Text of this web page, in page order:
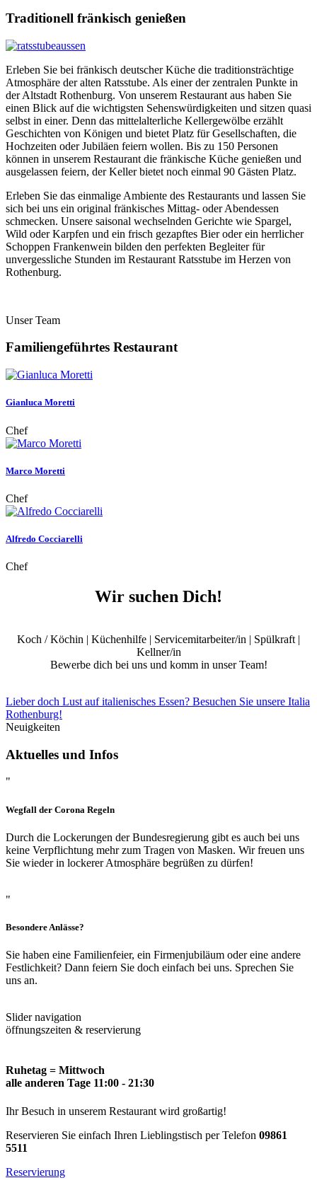
Traditionell fränkisch genießen
Erleben Sie bei fränkisch deutscher Küche die traditionsträchtige
Atmosphäre der alten Ratsstube. Als einer der zentralen Punkte in
der Altstadt Rothenburg. Von unserem Restaurant aus haben Sie
einen Blick auf die wichtigsten Sehenswürdigkeiten und sitzen quasi
selbst in einer. Denn das mittelalterliche Kellergewölbe erzählt
Geschichten von Königen und bietet Platz für Gesellschaften, die
Hochzeiten oder Jubiläen feiern wollen. Bis zu 150 Personen
können in unserem Restaurant die fränkische Küche genießen und
ausgelassen feiern, der Keller bietet noch einmal 90 Gästen Platz.
Erleben Sie das einmalige Ambiente des Restaurants und lassen Sie
sich bei uns ein original fränkisches Mittag- oder Abendessen
schmecken. Unsere saisonal wechselnden Gerichte wie Spargel,
Wild oder Karpfen und ein frisch gezapftes Bier oder ein herrlicher
Schoppen Frankenwein bilden den perfekten Begleiter für
unvergessliche Stunden im Restaurant Ratsstube im Herzen von
Rothenburg.
Unser Team
Familiengeführtes Restaurant
Gianluca Moretti
Chef
Marco Moretti
Chef
Alfredo Cocciarelli
Chef
Wir suchen Dich!
Koch / Köchin | Küchenhilfe | Servicemitarbeiter/in | Spülkraft |
Kellner/in
Bewerbe dich bei uns und komm in unser Team!
Lieber doch Lust auf italienisches Essen? Besuchen Sie unsere Italia
Rothenburg!
Neuigkeiten
Aktuelles und Infos
"
Wegfall der Corona Regeln
Durch die Lockerungen der Bundesregierung gibt es auch bei uns
keine Verpflichtung mehr zum Tragen von Masken. Wir freuen uns
Sie wieder in lockerer Atmosphäre begrüßen zu dürfen!
"
Besondere Anlässe?
Sie haben eine Familienfeier, ein Firmenjubiläum oder eine andere
Festlichkeit? Dann feiern Sie doch einfach bei uns. Sprechen Sie
uns an.
Slider navigation
öffnungszeiten & reservierung
Ruhetag = Mittwoch
alle anderen Tage 11:00 - 21:30
Ihr Besuch in unserem Restaurant wird großartig!
Reservieren Sie einfach Ihren Lieblingstisch per Telefon 09861
5511
Reservierung